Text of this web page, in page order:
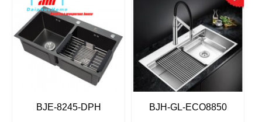
BJE-8245-DPH BJH-GL-ECO8850